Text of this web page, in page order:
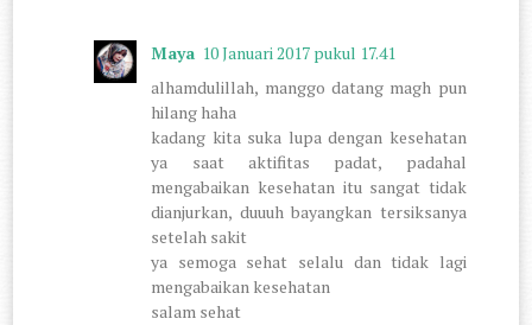
Maya 10 Januari 2017 pukul 17.41
alhamdulillah, manggo datang magh pun
hilang haha
kadang kita suka lupa dengan kesehatan
ya saat aktifitas padat, padahal
mengabaikan kesehatan itu sangat tidak
dianjurkan, duuuh bayangkan tersiksanya
setelah sakit
ya semoga sehat selalu dan tidak lagi
mengabaikan kesehatan
salam sehat